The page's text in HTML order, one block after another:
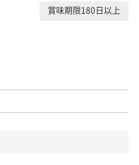
賞味期限180日以上